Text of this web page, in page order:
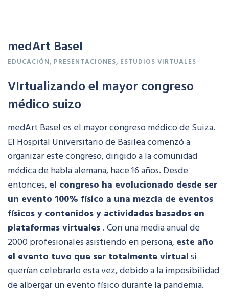
medArt Basel
EDUCACIÓN, PRESENTACIONES, ESTUDIOS VIRTUALES
VIrtualizando el mayor congreso
médico suizo
medArt Basel es el mayor congreso médico de Suiza.
El Hospital Universitario de Basilea comenzó a
organizar este congreso, dirigido a la comunidad
médica de habla alemana, hace 16 años. Desde
entonces,el congreso ha evolucionado desde ser
un evento 100% físico a una mezcla de eventos
físicos y contenidos y actividades basados en
plataformas virtuales . Con una media anual de
2000 profesionales asistiendo en persona,este año
el evento tuvo que ser totalmente virtualsi
querían celebrarlo esta vez, debido a la imposibilidad
de albergar un evento físico durante la pandemia.